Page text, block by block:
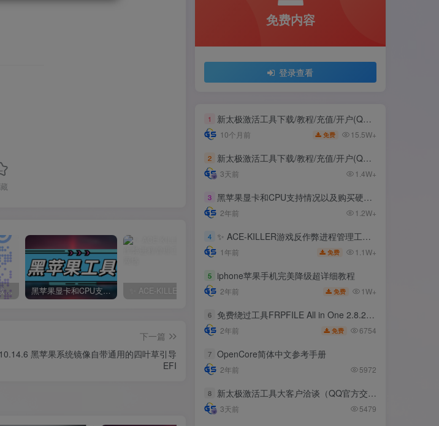
新太极激活工具下载/教程/充值/开户(QQ交流群号749113977) 黑苹果显卡和CPU支持情况以及购买硬件防踩坑指南 ✨ ACE-KILLER游戏反作弊进程管理工具 ✨
下一篇
10.14.6 黑苹果系统镜像自带通用的四叶草引导
EFI
免费内容
登录查看
1 新太极激活工具下载/教程/充值/开户(QQ交流群号749113977)
10个月前 免费 15.5W+
2 新太极激活工具下载/教程/充值/开户(QQ交流群号:523943346)
3天前 1.4W+
3 黑苹果显卡和CPU支持情况以及购买硬件防踩坑指南
2年前 1.2W+
4 ✨ ACE-KILLER游戏反作弊进程管理工具 ✨
1年前 免费 1.1W+
5 iphone苹果手机完美降级超详细教程
2年前 免费 1W+
6 免费绕过工具FRPFILE All in One 2.8.2，支持iOS 12.5.3~14.8
2年前 免费 6754
7 OpenCore简体中文参考手册
2年前 5972
8 新太极激活工具大客户洽谈（QQ官方交流群：523943346）
3天前 5479